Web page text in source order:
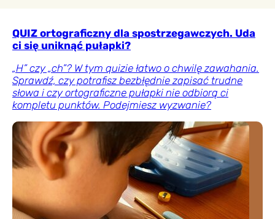
QUIZ ortograficzny dla spostrzegawczych. Uda
ci się uniknąć pułapki?
„H” czy „ch”? W tym quizie łatwo o chwilę zawahania.
Sprawdź, czy potrafisz bezbłędnie zapisać trudne
słowa i czy ortograficzne pułapki nie odbiorą ci
kompletu punktów. Podejmiesz wyzwanie?